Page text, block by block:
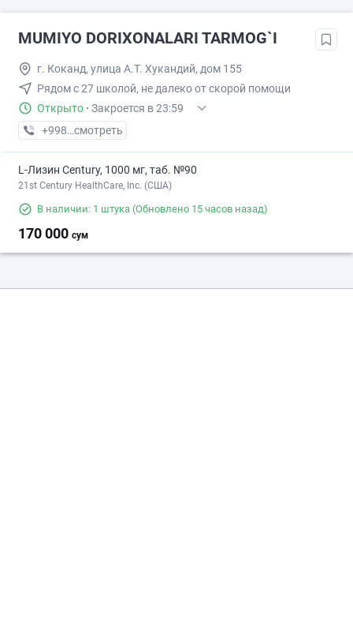
MUMIYO DORIXONALARI TARMOG`I
г. Коканд, улица А.Т. Хукандий, дом 155
Рядом с 27 школой, не далеко от скорой помощи
Открыто · Закроется в 23:59
+998 (91) XXX-XX-XX
смотреть
L-Лизин Century, 1000 мг, таб. №90
21st Century HealthCare, Inc. (США)
В наличии: 1 штука (Обновлено 15 часов назад)
170 000 сум